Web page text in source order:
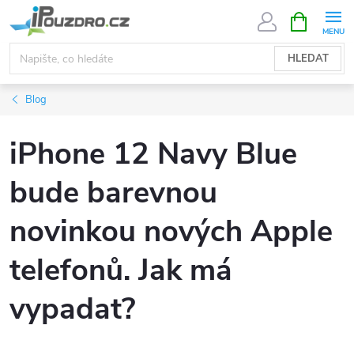
na
obsah
HLEDAT
NÁKUPNÍ
KOŠÍK
Blog
iPhone 12 Navy Blue
bude barevnou
novinkou nových Apple
telefonů. Jak má
vypadat?